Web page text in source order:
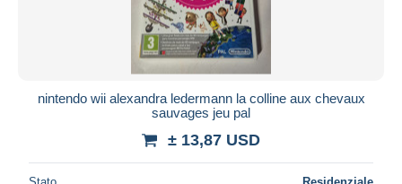
nintendo wii alexandra ledermann la colline aux chevaux
sauvages jeu pal
± 13,87 USD